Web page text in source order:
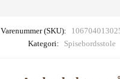
Varenummer (SKU):
Kategori:
Spisebordsstole